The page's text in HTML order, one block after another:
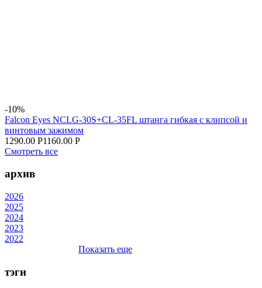
-10%
Falcon Eyes NCLG-30S+CL-35FL штанга гибкая с клипсой и
винтовым зажимом
1290.00 Р1160.00 Р
Смотреть все
архив
2026
2025
2024
2023
2022
Показать еще
тэги